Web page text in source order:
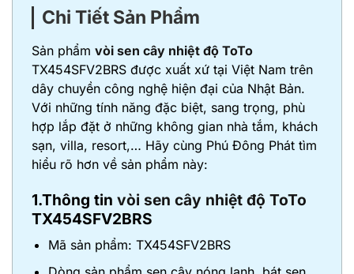
Chi Tiết Sản Phẩm
Sản phẩm vòi sen cây nhiệt độ ToTo
TX454SFV2BRS được xuất xứ tại Việt Nam trên
dây chuyền công nghệ hiện đại của Nhật Bản.
Với những tính năng đặc biệt, sang trọng, phù
hợp lắp đặt ở những không gian nhà tắm, khách
sạn, villa, resort,… Hãy cùng Phú Đông Phát tìm
hiểu rõ hơn về sản phẩm này:
1.Thông tin vòi sen cây nhiệt độ ToTo
TX454SFV2BRS
Mã sản phẩm: TX454SFV2BRS